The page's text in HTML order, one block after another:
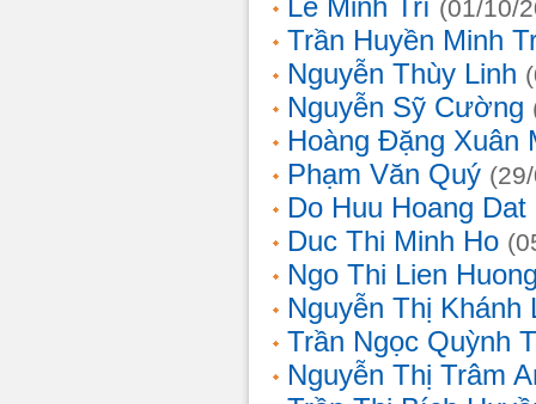
Lê Minh Trí (01/10/
Trần Huyền Minh
Nguyễn Thùy Linh
Nguyễn Sỹ Cường
Hoàng Đặng Xuân
Phạm Văn Quý
Do Huu Hoang Dat
Duc Thi Minh Ho
Ngo Thi Lien
Nguyễn Thị Khánh
Trần Ngọc Quỳnh
Nguyễn Thị Trâm